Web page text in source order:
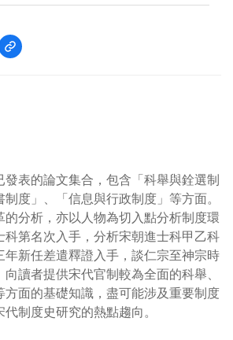
表的論文集合，包含「科舉與銓選制
度」、「信息與行政制度」等方面。
的分析，亦以人物為切入點分析制度環
科第名次入手，分析宋朝進士科甲乙科
年新任差遣釋證入手，談仁宗至神宗時
讀者提供宋代官制較為全面的科舉、
方面的基礎知識，盡可能涉及重要制度
制度史研究的熱點趨向。